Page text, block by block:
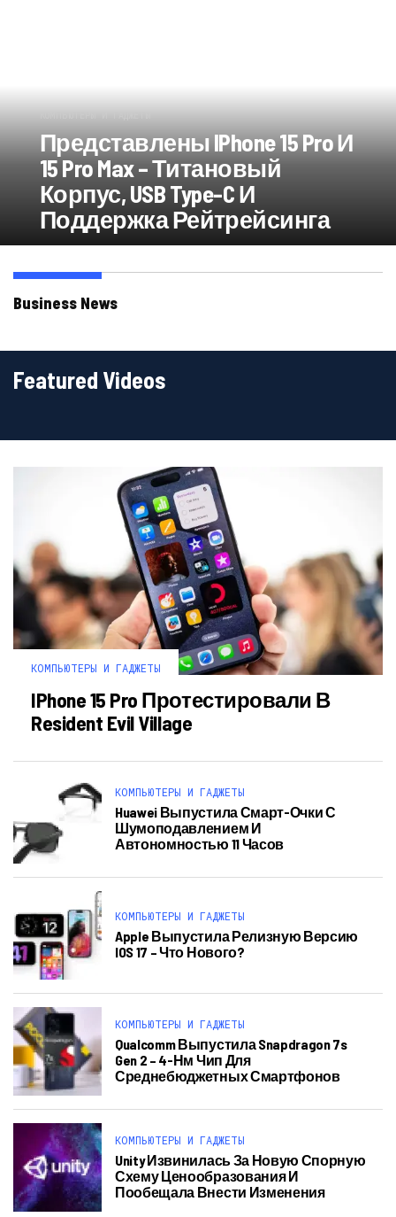
Представлены IPhone 15 Pro И
15 Pro Max – Титановый
Корпус, USB Type-C И
Поддержка Рейтрейсинга
Business News
Featured Videos
КОМПЬЮТЕРЫ И ГАДЖЕТЫ
IPhone 15 Pro Протестировали В
Resident Evil Village
КОМПЬЮТЕРЫ И ГАДЖЕТЫ
Huawei Выпустила Смарт-Очки С
Шумоподавлением И
Автономностью 11 Часов
КОМПЬЮТЕРЫ И ГАДЖЕТЫ
Apple Выпустила Релизную Версию
IOS 17 – Что Нового?
КОМПЬЮТЕРЫ И ГАДЖЕТЫ
Qualcomm Выпустила Snapdragon 7s
Gen 2 – 4-Нм Чип Для
Среднебюджетных Смартфонов
КОМПЬЮТЕРЫ И ГАДЖЕТЫ
Unity Извинилась За Новую Спорную
Схему Ценообразования И
Пообещала Внести Изменения